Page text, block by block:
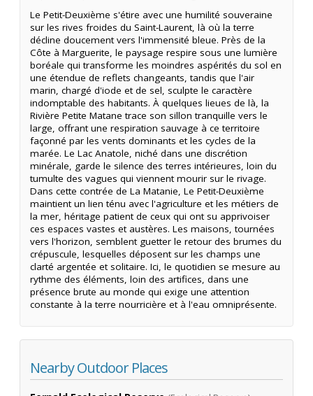
Le Petit-Deuxième s'étire avec une humilité souveraine
sur les rives froides du Saint-Laurent, là où la terre
décline doucement vers l'immensité bleue. Près de la
Côte à Marguerite, le paysage respire sous une lumière
boréale qui transforme les moindres aspérités du sol en
une étendue de reflets changeants, tandis que l'air
marin, chargé d'iode et de sel, sculpte le caractère
indomptable des habitants. À quelques lieues de là, la
Rivière Petite Matane trace son sillon tranquille vers le
large, offrant une respiration sauvage à ce territoire
façonné par les vents dominants et les cycles de la
marée. Le Lac Anatole, niché dans une discrétion
minérale, garde le silence des terres intérieures, loin du
tumulte des vagues qui viennent mourir sur le rivage.
Dans cette contrée de La Matanie, Le Petit-Deuxième
maintient un lien ténu avec l'agriculture et les métiers de
la mer, héritage patient de ceux qui ont su apprivoiser
ces espaces vastes et austères. Les maisons, tournées
vers l'horizon, semblent guetter le retour des brumes du
crépuscule, lesquelles déposent sur les champs une
clarté argentée et solitaire. Ici, le quotidien se mesure au
rythme des éléments, loin des artifices, dans une
présence brute au monde qui exige une attention
constante à la terre nourricière et à l'eau omniprésente.
Nearby Outdoor Places